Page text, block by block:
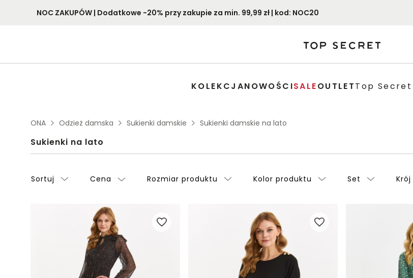
NOC ZAKUPÓW | Dodatkowe -20% przy zakupie za min. 99,99 zł | kod: NOC20
KOLEKCJANOWOŚCISALEOUTLETTop Secret
ONA Odzież damska Sukienki damskie Sukienki damskie na lato
Sukienki na lato
Sortuj Cena Rozmiar produktu Kolor produktu Set Krój